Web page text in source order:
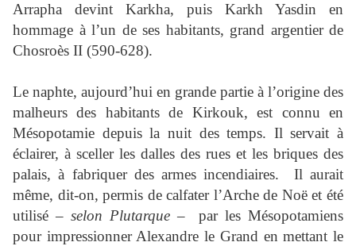
Arrapha devint Karkha, puis Karkh Yasdin en
hommage à l’un de ses habitants, grand argentier de
Chosroès II (590-628).
Le naphte, aujourd’hui en grande partie à l’origine des
malheurs des habitants de Kirkouk, est connu en
Mésopotamie depuis la nuit des temps. Il servait à
éclairer, à sceller les dalles des rues et les briques des
palais, à fabriquer des armes incendiaires. Il aurait
même, dit-on, permis de calfater l’Arche de Noë et été
utilisé – selon Plutarque– par les Mésopotamiens
pour impressionner Alexandre le Grand en mettant le